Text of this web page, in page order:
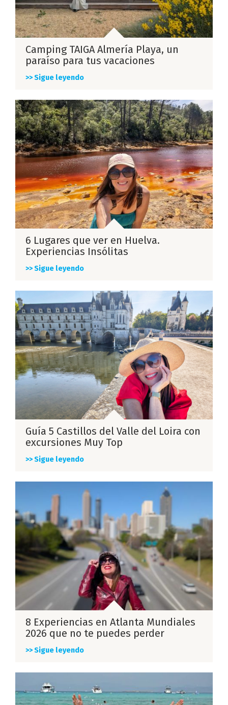
Camping TAIGA Almería Playa, un
paraíso para tus vacaciones
>> Sigue leyendo
6 Lugares que ver en Huelva.
Experiencias Insólitas
>> Sigue leyendo
Guía 5 Castillos del Valle del Loira con
excursiones Muy Top
>> Sigue leyendo
8 Experiencias en Atlanta Mundiales
2026 que no te puedes perder
>> Sigue leyendo